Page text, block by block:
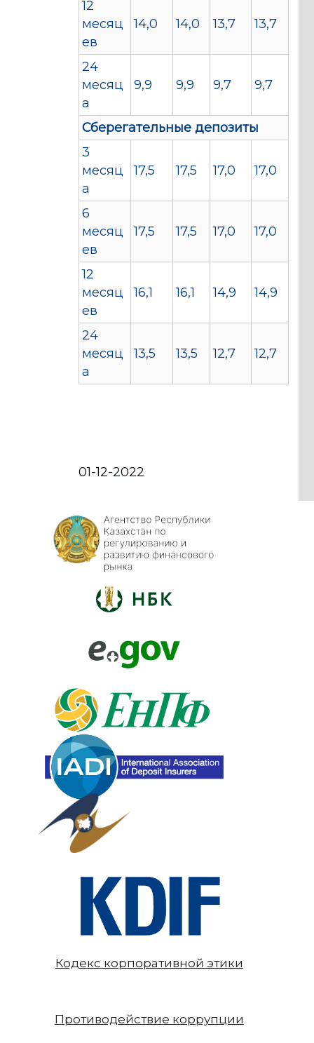
12
месяц
ев
14,0 14,0 13,7 13,7
24
месяц
а
9,9 9,9 9,7 9,7
Сберегательные депозиты
3
месяц
а
17,5 17,5 17,0 17,0
6
месяц
ев
17,5 17,5 17,0 17,0
12
месяц
ев
16,1 16,1 14,9 14,9
24
месяц
а
13,5 13,5 12,7 12,7
01-12-2022
Кодекс корпоративной этики
Противодействие коррупции